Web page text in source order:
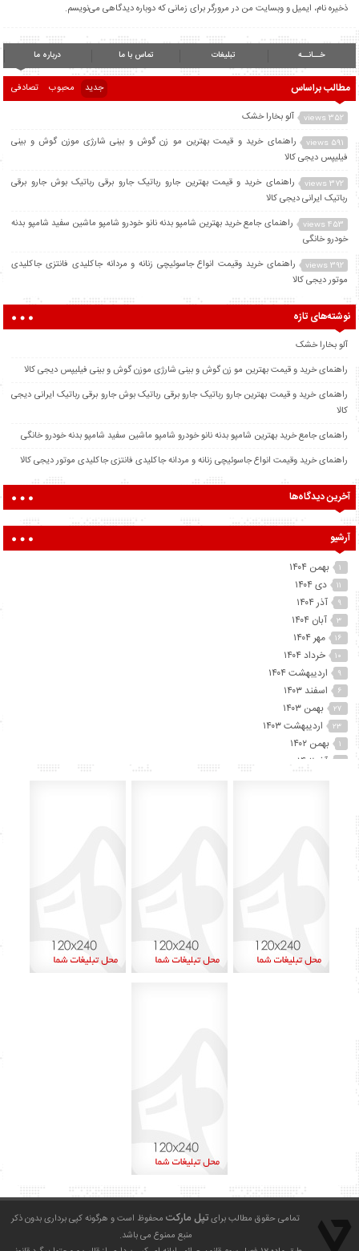
ذخیره نام، ایمیل و وبسایت من در مرورگر برای زمانی که دوباره دیدگاهی می‌نویسم.
خــانــه تبلیغات تماس با ما درباره ما
مطالب براساس جدید محبوب تصادفی
352 views آلو بخارا خشک
591 views
راهنمای خرید و قیمت بهترین مو زن گوش و بینی شارژی موزن گوش و بینی
فیلیپس دیجی کالا
372 views
راهنمای خرید و قیمت بهترین جارو رباتیک جارو برقی رباتیک بوش جارو برقی
رباتیک ایرانی دیجی کالا
453 views
راهنمای جامع خرید بهترین شامپو بدنه نانو خودرو شامپو ماشین سفید شامپو بدنه
خودرو خانگی
392 views
راهنمای خرید وقیمت انواع جاسوئیچی زنانه و مردانه جاکلیدی فانتزی جاکلیدی
موتور دیجی کالا
نوشته‌های تازه
آلو بخارا خشک
راهنمای خرید و قیمت بهترین مو زن گوش و بینی شارژی موزن گوش و بینی فیلیپس دیجی کالا
راهنمای خرید و قیمت بهترین جارو رباتیک جارو برقی رباتیک بوش جارو برقی رباتیک ایرانی دیجی
کالا
راهنمای جامع خرید بهترین شامپو بدنه نانو خودرو شامپو ماشین سفید شامپو بدنه خودرو خانگی
راهنمای خرید وقیمت انواع جاسوئیچی زنانه و مردانه جاکلیدی فانتزی جاکلیدی موتور دیجی کالا
آخرین دیدگاه‌ها
آرشیو
بهمن ۱۴۰۴
دی ۱۴۰۴
آذر ۱۴۰۴
آبان ۱۴۰۴ ۳
مهر ۱۴۰۴ ۱۶
خرداد ۱۴۰۴
اردیبهشت ۱۴۰۴
اسفند ۱۴۰۳ ۶
بهمن ۱۴۰۳ ۲۷
اردیبهشت ۱۴۰۳ ۲۳
بهمن ۱۴۰۲
آذر ۱۴۰۲ ۲
دی ۱۳۹۹
شهریور ۱۳۹۹
تمامی حقوق مطالب برایتپل مارکت محفوظ است و هرگونه کپی برداری بدون ذکر
منبع ممنوع می باشد.